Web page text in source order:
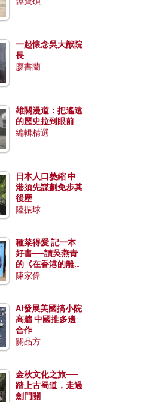
一起懷念吳大猷院
長
廖書蘭
雄關漫道：把遙遠
的歷史拉到眼前
編輯精選
日本人口萎縮 中
港須先謀劃免步其
後塵
陸振球
種菜得愛 記一本
好書──讀吳燕青
的《在香港的離島
種菜》
陳家偉
AI發展美國搞小院
高牆 中國推多邊
合作
關品方
金秋文化之旅──
踏上古蜀道，走過
劍門關